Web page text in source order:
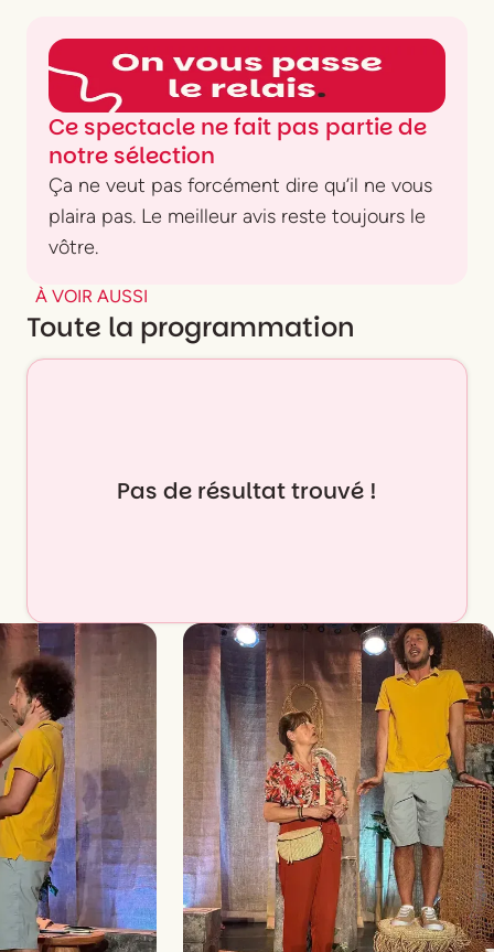
Ce spectacle ne fait pas partie de
notre sélection
Ça ne veut pas forcément dire qu’il ne vous
plaira pas. Le meilleur avis reste toujours le
vôtre.
À VOIR AUSSI
Toute la programmation
Pas de résultat trouvé !